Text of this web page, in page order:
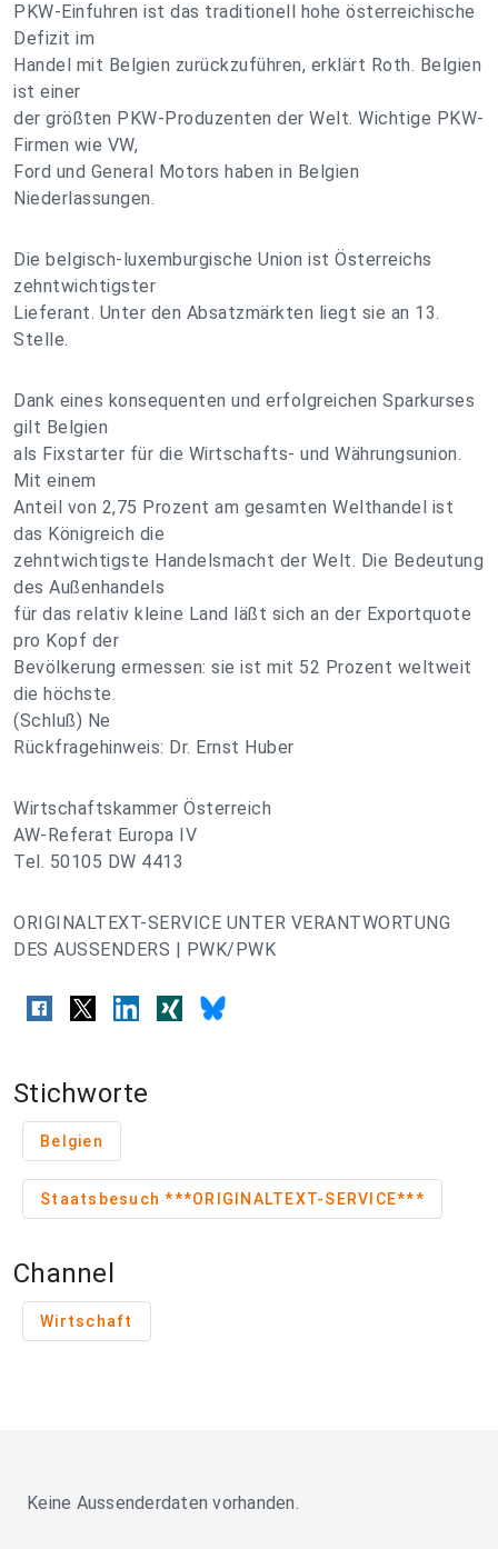
PKW-Einfuhren ist das traditionell hohe österreichische
Defizit im
Handel mit Belgien zurückzuführen, erklärt Roth. Belgien
ist einer
der größten PKW-Produzenten der Welt. Wichtige PKW-
Firmen wie VW,
Ford und General Motors haben in Belgien
Niederlassungen.
Die belgisch-luxemburgische Union ist Österreichs
zehntwichtigster
Lieferant. Unter den Absatzmärkten liegt sie an 13.
Stelle.
Dank eines konsequenten und erfolgreichen Sparkurses
gilt Belgien
als Fixstarter für die Wirtschafts- und Währungsunion.
Mit einem
Anteil von 2,75 Prozent am gesamten Welthandel ist
das Königreich die
zehntwichtigste Handelsmacht der Welt. Die Bedeutung
des Außenhandels
für das relativ kleine Land läßt sich an der Exportquote
pro Kopf der
Bevölkerung ermessen: sie ist mit 52 Prozent weltweit
die höchste.
(Schluß) Ne
Rückfragehinweis: Dr. Ernst Huber
Wirtschaftskammer Österreich
AW-Referat Europa IV
Tel. 50105 DW 4413
ORIGINALTEXT-SERVICE UNTER VERANTWORTUNG
DES AUSSENDERS | PWK/PWK
Stichworte
Belgien
Staatsbesuch ***ORIGINALTEXT-SERVICE***
Channel
Wirtschaft
Keine Aussenderdaten vorhanden.